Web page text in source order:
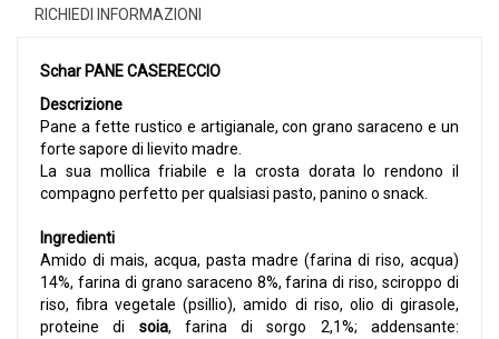
RICHIEDI INFORMAZIONI
Schar PANE CASERECCIO
Descrizione
Pane a fette rustico e artigianale, con grano saraceno e un
forte sapore di lievito madre.
La sua mollica friabile e la crosta dorata lo rendono il
compagno perfetto per qualsiasi pasto, panino o snack.
Ingredienti
Amido di mais, acqua, pasta madre (farina di riso, acqua)
14%, farina di grano saraceno 8%, farina di riso, sciroppo di
riso, fibra vegetale (psillio), amido di riso, olio di girasole,
proteine di soia, farina di sorgo 2,1%; addensante: